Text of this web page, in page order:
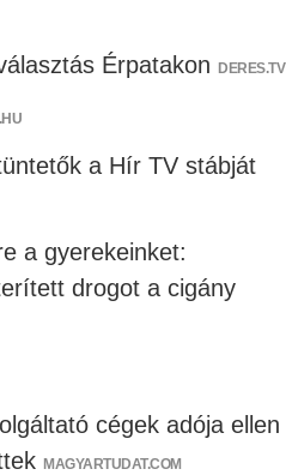
Érpatakon DERES.TV
a Hír TV stábját
a gyerekeinket:
drogot a cigány
cégek adója ellen
MAGYARTUDAT.COM